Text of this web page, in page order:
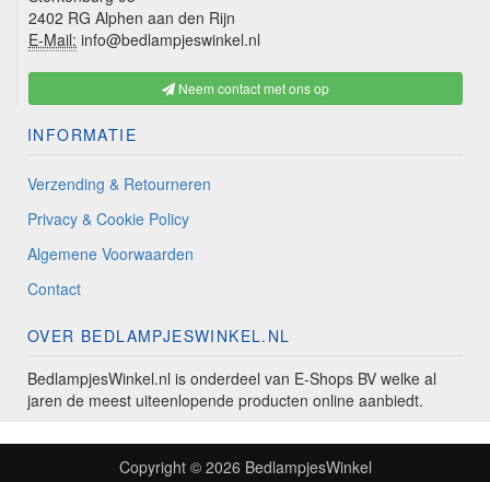
2402 RG Alphen aan den Rijn
E-Mail: info@bedlampjeswinkel.nl
Neem contact met ons op
INFORMATIE
Verzending & Retourneren
Privacy & Cookie Policy
Algemene Voorwaarden
Contact
OVER BEDLAMPJESWINKEL.NL
BedlampjesWinkel.nl is onderdeel van E-Shops BV welke al
jaren de meest uiteenlopende producten online aanbiedt.
Copyright © 2026 BedlampjesWinkel